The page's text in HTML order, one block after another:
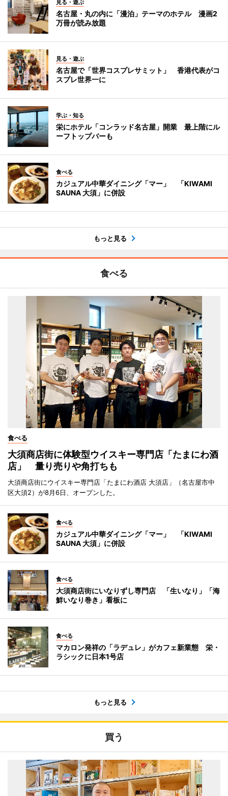
見る・遊ぶ
名古屋・丸の内に「漫泊」テーマのホテル 漫画2
万冊が読み放題
見る・遊ぶ
名古屋で「世界コスプレサミット」 香港代表がコ
スプレ世界一に
学ぶ・知る
栄にホテル「コンラッド名古屋」開業 最上階にル
ーフトップバーも
食べる
カジュアル中華ダイニング「マー」 「KIWAMI
SAUNA 大須」に併設
もっと見る
食べる
食べる
大須商店街に体験型ウイスキー専門店「たまにわ酒
店」 量り売りや角打ちも
大須商店街にウイスキー専門店「たまにわ酒店 大須店」（名古屋市中
区大須2）が8月6日、オープンした。
食べる
カジュアル中華ダイニング「マー」 「KIWAMI
SAUNA 大須」に併設
食べる
大須商店街にいなりずし専門店 「生いなり」「海
鮮いなり巻き」看板に
食べる
マカロン発祥の「ラデュレ」がカフェ新業態 栄・
ラシックに日本1号店
もっと見る
買う